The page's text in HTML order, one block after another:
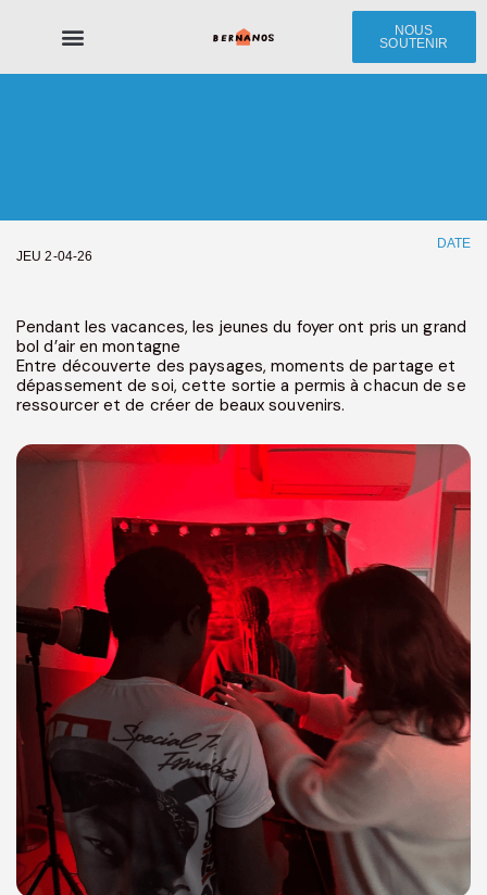
NOUS
SOUTENIR
DATE
JEU 2-04-26
Pendant les vacances, les jeunes du foyer ont pris un grand
bol d’air en montagne
Entre découverte des paysages, moments de partage et
dépassement de soi, cette sortie a permis à chacun de se
ressourcer et de créer de beaux souvenirs.